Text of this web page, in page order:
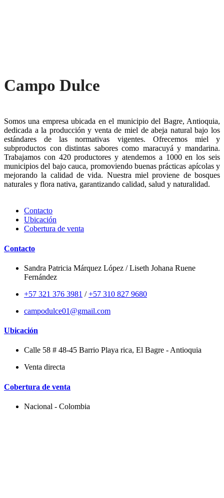
Campo Dulce
Somos una empresa ubicada en el municipio del Bagre, Antioquia,
dedicada a la producción y venta de miel de abeja natural bajo los
estándares de las normativas vigentes. Ofrecemos miel y
subproductos con distintas sabores como maracuyá y mandarina.
Trabajamos con 420 productores y atendemos a 1000 en los seis
municipios del bajo cauca, promoviendo buenas prácticas apícolas y
mejorando la calidad de vida. Nuestra miel proviene de bosques
naturales y flora nativa, garantizando calidad, salud y naturalidad.
Contacto
Ubicación
Cobertura de venta
Contacto
Sandra Patricia Márquez López / Liseth Johana Ruene
Fernández
+57 321 376 3981 /+57 310 827 9680
campodulce01@gmail.com
Ubicación
Calle 58 # 48-45 Barrio Playa rica, El Bagre - Antioquia
Venta directa
Cobertura de venta
Nacional - Colombia